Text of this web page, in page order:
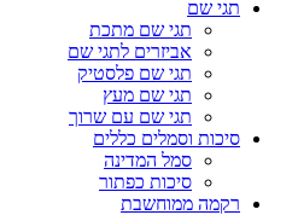
תגי שם
תגי שם מתכת
אביזרים לתגי שם
תגי שם פלסטיק
תגי שם מעץ
תגי שם עם שרוך
סיכות וסמלים כללים
סמל המדינה
סיכות כפתור
רקמה ממוחשבת